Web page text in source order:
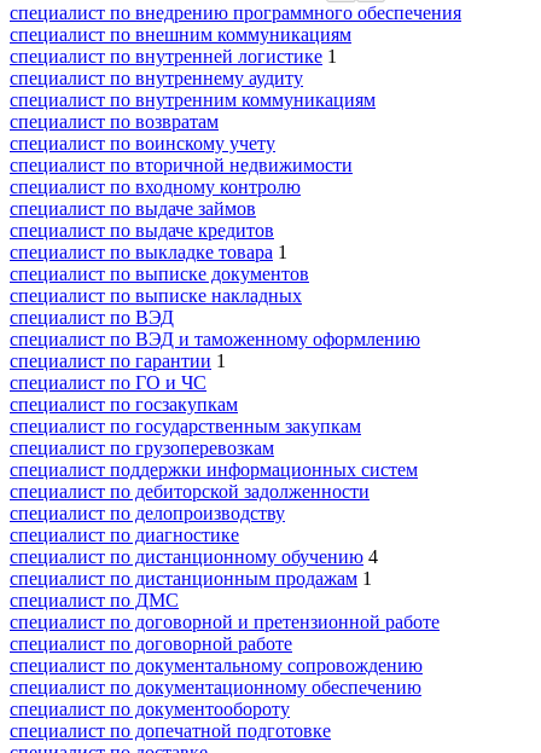
специалист по внедрению программного обеспечения
специалист по внешним коммуникациям
специалист по внутренней логистике 1
специалист по внутреннему аудиту
специалист по внутренним коммуникациям
специалист по возвратам
специалист по воинскому учету
специалист по вторичной недвижимости
специалист по входному контролю
специалист по выдаче займов
специалист по выдаче кредитов
специалист по выкладке товара 1
специалист по выписке документов
специалист по выписке накладных
специалист по ВЭД
специалист по ВЭД и таможенному оформлению
специалист по гарантии 1
специалист по ГО и ЧС
специалист по госзакупкам
специалист по государственным закупкам
специалист по грузоперевозкам
специалист поддержки информационных систем
специалист по дебиторской задолженности
специалист по делопроизводству
специалист по диагностике
специалист по дистанционному обучению 4
специалист по дистанционным продажам 1
специалист по ДМС
специалист по договорной и претензионной работе
специалист по договорной работе
специалист по документальному сопровождению
специалист по документационному обеспечению
специалист по документообороту
специалист по допечатной подготовке